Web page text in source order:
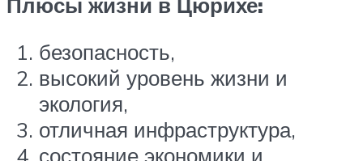
безопасность,
высокий уровень жизни и
экология,
отличная инфраструктура,
состояние экономики и